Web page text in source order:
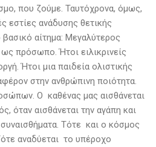
που ζούμε. Ταυτόχρονα, όμως,
εστίες ανάδυσης θετικής
αίτημα: Μεγαλύτερος
πρόσωπο. Ήτοι ειλικρινείς
Ήτοι μια παιδεία ολιστικής
στην ανθρώπινη ποιότητα.
Ο καθένας μας αισθάνεται
όταν αισθάνεται την αγάπη και
Τότε και ο κόσμος
αναδύεται το υπέροχο